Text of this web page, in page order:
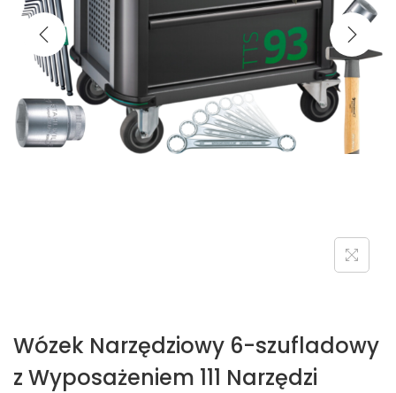
Wózek Narzędziowy 6-szufladowy
z Wyposażeniem 111 Narzędzi